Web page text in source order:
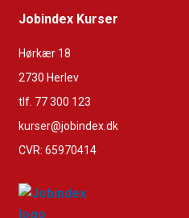
Jobindex Kurser
Hørkær 18
2730 Herlev
tlf. 77 300 123
kurser@jobindex.dk
CVR: 65970414